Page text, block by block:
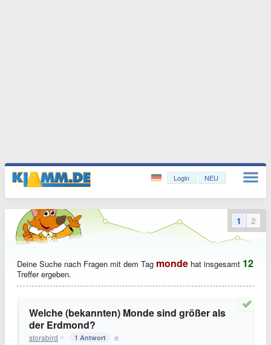
Login NEU
Deine Suche nach Fragen mit dem Tag monde hat insgesamt 12
Treffer ergeben.
Welche (bekannten) Monde sind größer als
der Erdmond?
storabird 1 Antwort
1 2